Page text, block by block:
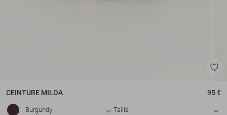
CEINTURE MILOA 95 €
Burgundy Taille